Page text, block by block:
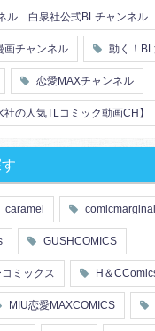
ル 白泉社公式BLチャンネル
画チャンネル 動く！
恋愛MAXチャンネル
の人気TLコミック動画CH】
caramel comicmarginal
GUSHCOMICS
ミックス H＆
MIU恋愛MAXCOMICS